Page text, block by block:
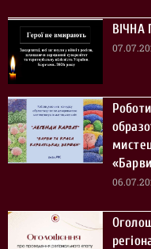
ВІЧНА